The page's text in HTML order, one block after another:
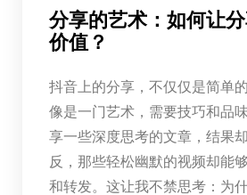
分享的艺术：如何让
价值？
抖音上的分享，不仅仅是简单
像是一门艺术，需要技巧和品
享一些深度思考的文章，结果
反，那些轻松幽默的视频却能
和转发。这让我不禁思考：为